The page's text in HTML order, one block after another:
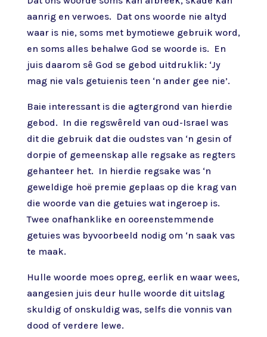
aanrig en verwoes. Dat ons woorde nie altyd
waar is nie, soms met bymotiewe gebruik word,
en soms alles behalwe God se woorde is. En
juis daarom sê God se gebod uitdruklik: ‘Jy
mag nie vals getuienis teen ‘n ander gee nie’.
Baie interessant is die agtergrond van hierdie
gebod. In die regswêreld van oud-Israel was
dit die gebruik dat die oudstes van ‘n gesin of
dorpie of gemeenskap alle regsake as regters
gehanteer het. In hierdie regsake was ‘n
geweldige hoë premie geplaas op die krag van
die woorde van die getuies wat ingeroep is.
Twee onafhanklike en ooreenstemmende
getuies was byvoorbeeld nodig om ‘n saak vas
te maak.
Hulle woorde moes opreg, eerlik en waar wees,
aangesien juis deur hulle woorde dit uitslag
skuldig of onskuldig was, selfs die vonnis van
dood of verdere lewe.